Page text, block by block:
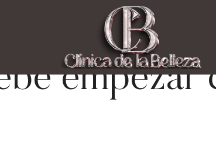
Tratamientos
empezar